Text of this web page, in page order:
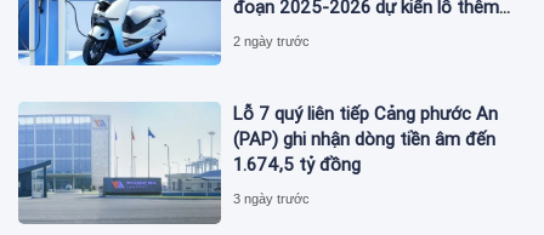
đoạn 2025-2026 dự kiến lỗ thêm
3,3 tỷ USD giai đoạn 2026-2027
2 ngày trước
Lỗ 7 quý liên tiếp Cảng phước An
(PAP) ghi nhận dòng tiền âm đến
1.674,5 tỷ đồng
3 ngày trước